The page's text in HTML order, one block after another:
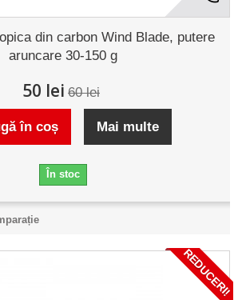
din carbon Wind Blade, putere
aruncare 30-150 g
50 lei 60 lei
în coș Mai multe
În stoc
REDUCERI!